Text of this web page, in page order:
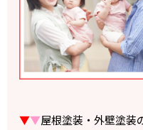
▼▼屋根塗装・外壁塗装